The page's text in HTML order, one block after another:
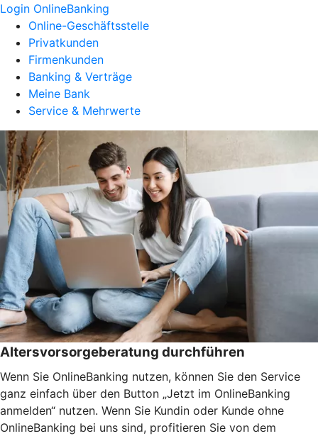
Login OnlineBanking
Online-Geschäftsstelle
Privatkunden
Firmenkunden
Banking & Verträge
Meine Bank
Service & Mehrwerte
Altersvorsorgeberatung durchführen
Wenn Sie OnlineBanking nutzen, können Sie den Service
ganz einfach über den Button „Jetzt im OnlineBanking
anmelden“ nutzen. Wenn Sie Kundin oder Kunde ohne
OnlineBanking bei uns sind, profitieren Sie von dem